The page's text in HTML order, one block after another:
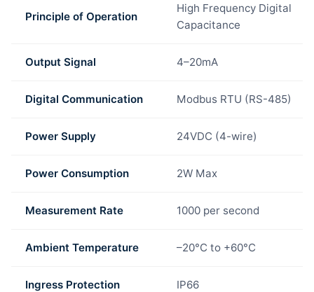
Principle of Operation
High Frequency Digital
Capacitance
Output Signal 4–20mA
Digital Communication Modbus RTU (RS-485)
Power Supply 24VDC (4-wire)
Power Consumption 2W Max
Measurement Rate 1000 per second
Ambient Temperature –20°C to +60°C
Ingress Protection IP66